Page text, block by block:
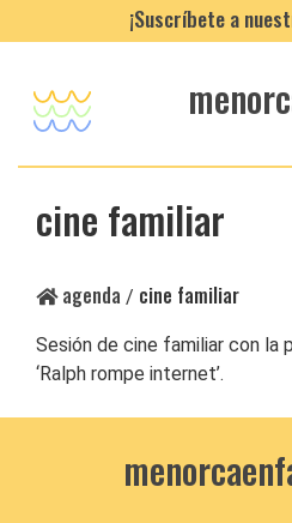
¡Suscríbete a
cine familiar
agenda / cine familiar
Sesión de cine familiar con la
‘Ralph rompe internet’.